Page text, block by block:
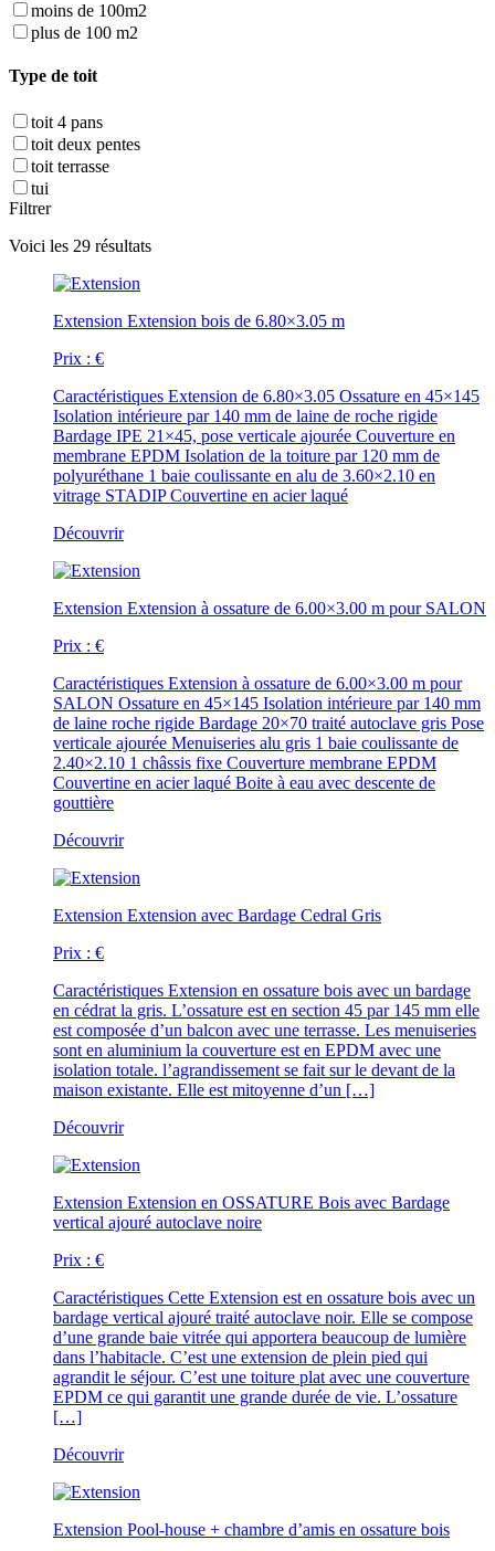
moins de 100m2
plus de 100 m2
Type de toit
toit 4 pans
toit deux pentes
toit terrasse
tui
Filtrer
Voici les 29 résultats
Extension Extension bois de 6.80×3.05 m
Prix : €
Caractéristiques Extension de 6.80×3.05 Ossature en 45×145
Isolation intérieure par 140 mm de laine de roche rigide
Bardage IPE 21×45, pose verticale ajourée Couverture en
membrane EPDM Isolation de la toiture par 120 mm de
polyuréthane 1 baie coulissante en alu de 3.60×2.10 en
vitrage STADIP Couvertine en acier laqué
Découvrir
Extension Extension à ossature de 6.00×3.00 m pour SALON
Prix : €
Caractéristiques Extension à ossature de 6.00×3.00 m pour
SALON Ossature en 45×145 Isolation intérieure par 140 mm
de laine roche rigide Bardage 20×70 traité autoclave gris Pose
verticale ajourée Menuiseries alu gris 1 baie coulissante de
2.40×2.10 1 châssis fixe Couverture membrane EPDM
Couvertine en acier laqué Boite à eau avec descente de
gouttière
Découvrir
Extension Extension avec Bardage Cedral Gris
Prix : €
Caractéristiques Extension en ossature bois avec un bardage
en cédrat la gris. L’ossature est en section 45 par 145 mm elle
est composée d’un balcon avec une terrasse. Les menuiseries
sont en aluminium la couverture est en EPDM avec une
isolation totale. l’agrandissement se fait sur le devant de la
maison existante. Elle est mitoyenne d’un […]
Découvrir
Extension Extension en OSSATURE Bois avec Bardage
vertical ajouré autoclave noire
Prix : €
Caractéristiques Cette Extension est en ossature bois avec un
bardage vertical ajouré traité autoclave noir. Elle se compose
d’une grande baie vitrée qui apportera beaucoup de lumière
dans l’habitacle. C’est une extension de plein pied qui
agrandit le séjour. C’est une toiture plat avec une couverture
EPDM ce qui garantit une grande durée de vie. L’ossature
[…]
Découvrir
Extension Pool-house + chambre d’amis en ossature bois